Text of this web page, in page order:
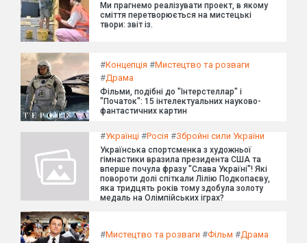
Ми прагнемо реалізувати проект, в якому
сміття перетворюється на мистецькі
твори: звіт із.
#Концепція #Мистецтво та розваги
#Драма
Фільми, подібні до "Інтерстеллар" і
"Початок": 15 інтелектуальних науково-
фантастичних картин
#Українці #Росія #Збройні сили України
Українська спортсменка з художньої
гімнастики вразила президента США та
вперше почула фразу "Слава Україні"! Які
повороти долі спіткали Лілію Подкопаєву,
яка тридцять років тому здобула золоту
медаль на Олімпійських іграх?
#Мистецтво та розваги #Фільм #Драма